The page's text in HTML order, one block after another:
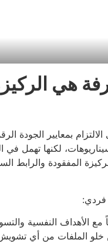
هي
لكنها تهمل في
المفقودة والرابط
فردي:
النفسية
خلو الملفات من أي